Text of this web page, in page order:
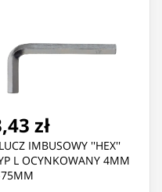
zł
IMBUSOWY ''HEX''
L OCYNKOWANY 4MM